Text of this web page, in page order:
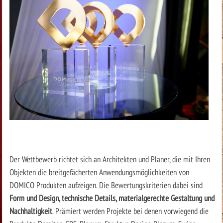
Der Wettbewerb richtet sich an Architekten und Planer, die mit Ihren
Objekten die breitgefächerten Anwendungsmöglichkeiten von
DOMICO Produkten aufzeigen. Die Bewertungskriterien dabei sind
Form und Design, technische Details, materialgerechte Gestaltung und
Nachhaltigkeit. Prämiert werden Projekte bei denen vorwiegend die